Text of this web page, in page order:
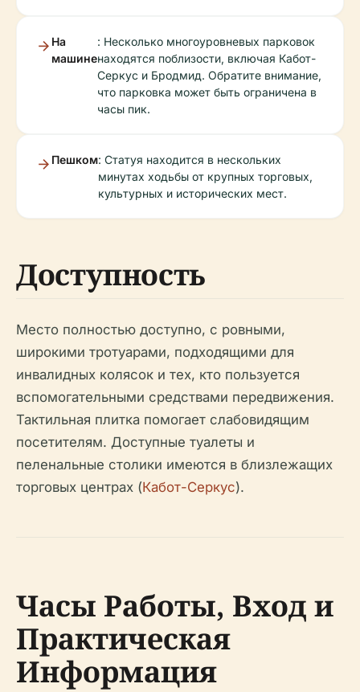
На
машине
: Несколько многоуровневых парковок
находятся поблизости, включая Кабот-
Серкус и Бродмид. Обратите внимание,
что парковка может быть ограничена в
часы пик.
Пешком: Статуя находится в нескольких
минутах ходьбы от крупных торговых,
культурных и исторических мест.
Доступность
Место полностью доступно, с ровными,
широкими тротуарами, подходящими для
инвалидных колясок и тех, кто пользуется
вспомогательными средствами передвижения.
Тактильная плитка помогает слабовидящим
посетителям. Доступные туалеты и
пеленальные столики имеются в близлежащих
торговых центрах (Кабот-Серкус).
Часы Работы, Вход и
Практическая
Информация